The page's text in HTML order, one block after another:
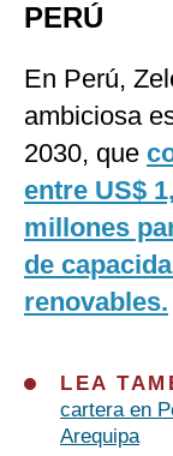
PERÚ
En Perú,
ambiciosa
2030, que
entre US$
millones
de
renovables.
LEA
cartera en
Arequipa